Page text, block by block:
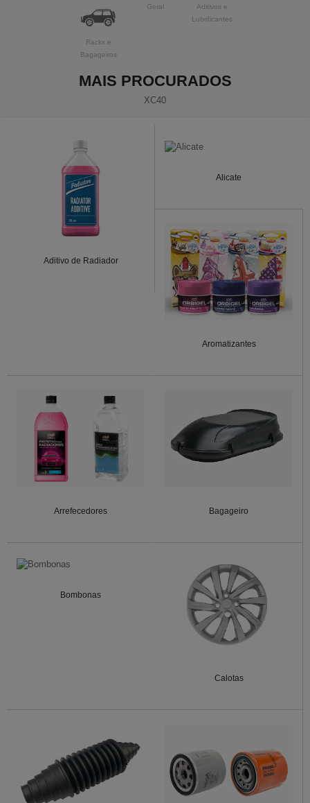
Racks e
Bagageiros
Geral
Aditivos e
Lubrificantes
MAIS PROCURADOS
XC40
Aditivo de Radiador
Alicate
Aromatizantes
Arrefecedores Bagageiro
Bombonas
Calotas